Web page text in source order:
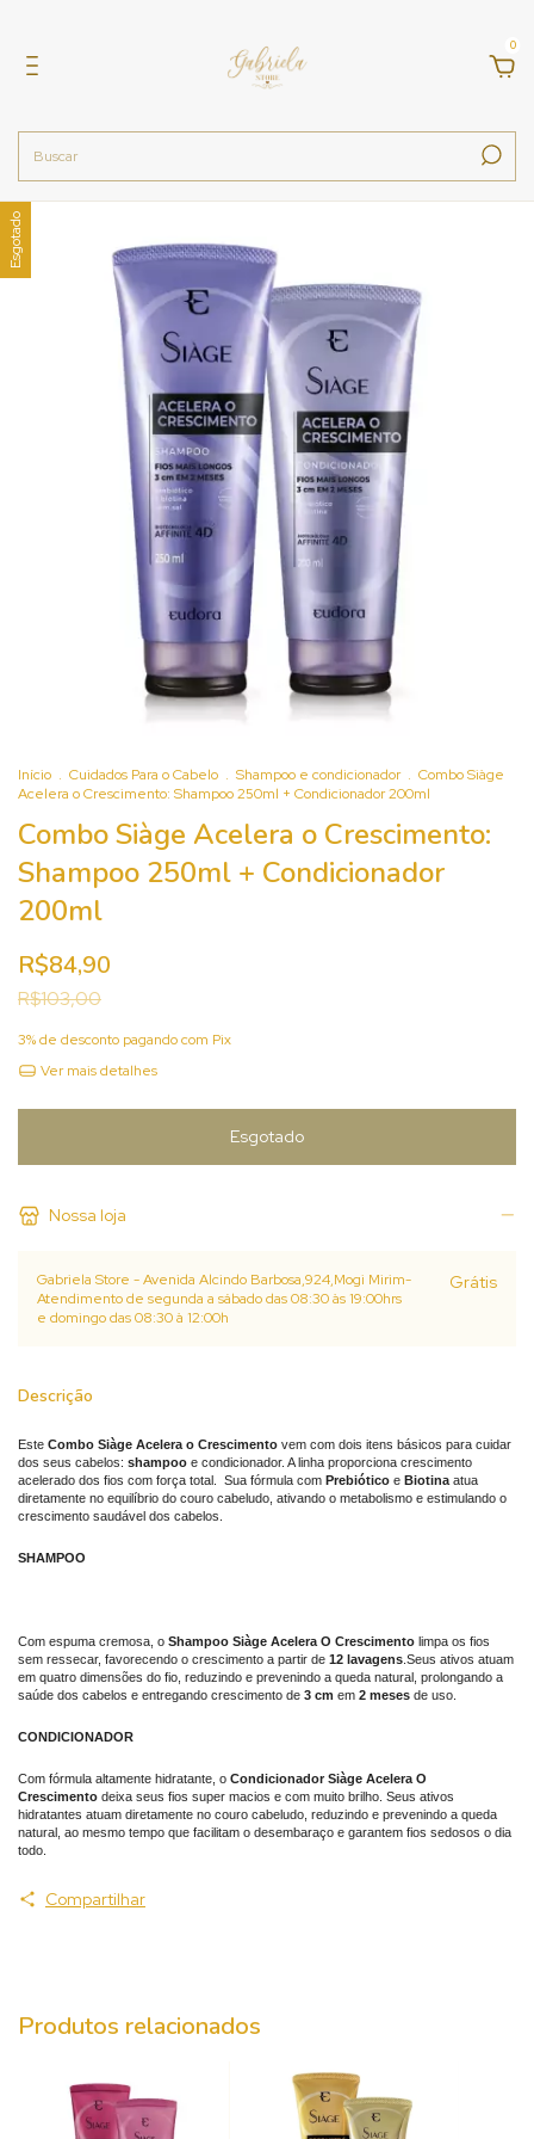
0
Esgotado
Início . Cuidados Para o Cabelo . Shampoo e condicionador . Combo Siàge
Acelera o Crescimento: Shampoo 250ml + Condicionador 200ml
Combo Siàge Acelera o Crescimento:
Shampoo 250ml + Condicionador
200ml
R$84,90
R$103,00
3% de desconto pagando com Pix
Ver mais detalhes
Nossa loja
Gabriela Store - Avenida Alcindo Barbosa,924,Mogi Mirim-
Atendimento de segunda a sábado das 08:30 às 19:00hrs
e domingo das 08:30 à 12:00h
Grátis
Descrição
Este Combo Siàge Acelera o Crescimento vem com dois itens básicos para cuidar
dos seus cabelos: shampoo e condicionador. A linha proporciona crescimento
acelerado dos fios com força total. Sua fórmula com Prebiótico e Biotina atua
diretamente no equilíbrio do couro cabeludo, ativando o metabolismo e estimulando o
crescimento saudável dos cabelos.
SHAMPOO
Com espuma cremosa, o Shampoo Siàge Acelera O Crescimento limpa os fios
sem ressecar, favorecendo o crescimento a partir de 12 lavagens .Seus ativos atuam
em quatro dimensões do fio, reduzindo e prevenindo a queda natural, prolongando a
saúde dos cabelos e entregando crescimento de 3 cm em 2 meses de uso.
CONDICIONADOR
Com fórmula altamente hidratante, o Condicionador Siàge Acelera O
Crescimento deixa seus fios super macios e com muito brilho. Seus ativos
hidratantes atuam diretamente no couro cabeludo, reduzindo e prevenindo a queda
natural, ao mesmo tempo que facilitam o desembaraço e garantem fios sedosos o dia
todo.
Compartilhar
Produtos relacionados